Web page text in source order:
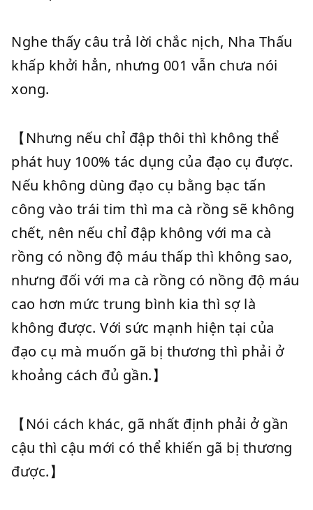
Nghe thấy câu trả lời chắc nịch, Nha Thấu
khấp khởi hẳn, nhưng 001 vẫn chưa nói
xong.
【Nhưng nếu chỉ đập thôi thì không thể
phát huy 100% tác dụng của đạo cụ được.
Nếu không dùng đạo cụ bằng bạc tấn
công vào trái tim thì ma cà rồng sẽ không
chết, nên nếu chỉ đập không với ma cà
rồng có nồng độ máu thấp thì không sao,
nhưng đối với ma cà rồng có nồng độ máu
cao hơn mức trung bình kia thì sợ là
không được. Với sức mạnh hiện tại của
đạo cụ mà muốn gã bị thương thì phải ở
khoảng cách đủ gần.】
【Nói cách khác, gã nhất định phải ở gần
cậu thì cậu mới có thể khiến gã bị thương
được.】